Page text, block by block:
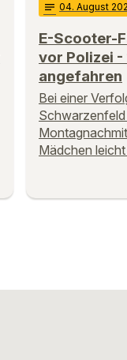
notes 04. August
E-Scooter-
vor Polizei
angefahren
Bei einer
Schwarzenfeld
Mädchen